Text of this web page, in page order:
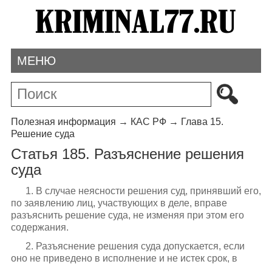
МЕНЮ
Полезная информация → КАС РФ→ Глава 15.
Решение суда
Статья 185. Разъяснение решения
суда
1. В случае неясности решения суд, принявший его,
по заявлению лиц, участвующих в деле, вправе
разъяснить решение суда, не изменяя при этом его
содержания.
2. Разъяснение решения суда допускается, если
оно не приведено в исполнение и не истек срок, в